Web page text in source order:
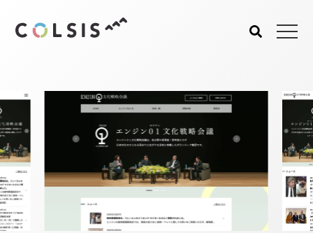
MENU
About us
コルシスについて
Service
サービス
ウェブサイト･システム構
築
CMSソリューション
システムインテグレーショ